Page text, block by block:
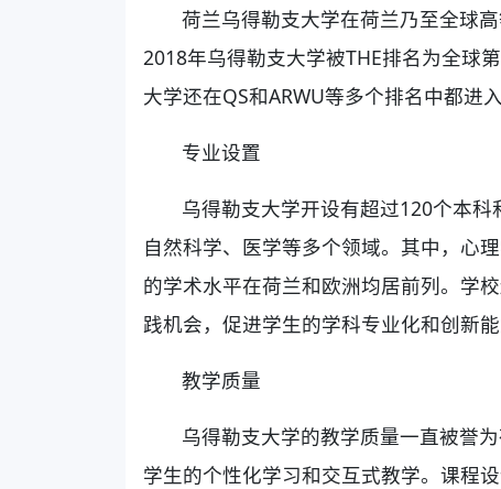
荷兰乌得勒支大学在荷兰乃至全球
2018年乌得勒支大学被THE排名为全球
大学还在QS和ARWU等多个排名中都进
专业设置
乌得勒支大学开设有超过120个本科
自然科学、医学等多个领域。其中，心
的学术水平在荷兰和欧洲均居前列。学
践机会，促进学生的学科专业化和创新能
教学质量
乌得勒支大学的教学质量一直被誉
学生的个性化学习和交互式教学。课程